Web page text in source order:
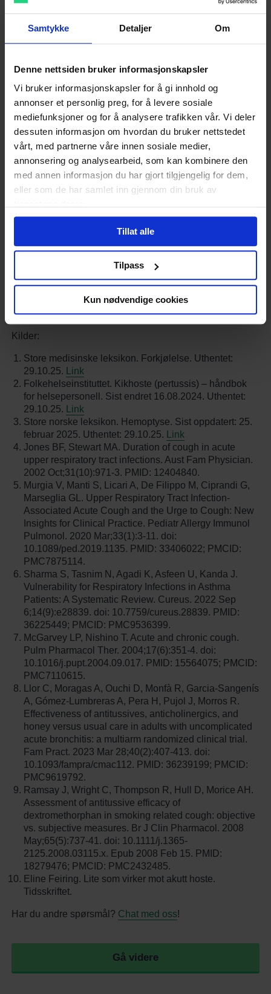
Samtykke Detaljer Om
Denne nettsiden bruker informasjonskapsler
Vi bruker informasjonskapsler for å gi innhold og
annonser et personlig preg, for å levere sosiale
mediefunksjoner og for å analysere trafikken vår. Vi deler
dessuten informasjon om hvordan du bruker nettstedet
vårt, med partnerne våre innen sosiale medier,
annonsering og analysearbeid, som kan kombinere den
med annen informasjon du har gjort tilgjengelig for dem,
eller som de har samlet inn gjennom din bruk av
Tillat alle
Tilpass
Kun nødvendige cookies
Dette er såkalte ACE-hemmere, hvor omlagt 10% av
personene som blir oppstartet i dette, får vedvarende
bivirkning i form av hoste.
Dersom hosten vedvarer og vedvarer uke etter uke uten
noen som helst bedring, kan man selvfølgelig på hvilket
som helst tidspunkt kontakte lege for en vurdering. I noen
tilfeller kan man være rammet av "stille lungebetennelse"
som er små bakterier av smittsom karakter som kan
opprettholde en kraftig hoste over lang tid.
Reduser din egen aller andres
risiko for alvorlig
sykdomsforløp
Vaksine mot forkjølesesvirus kan redusere ens risiko for
alvorlig sykdomsforløp, eventuelt redusere smitte og
derav kan andre potensielle smittemottakere ha mindre
risiko for å bli syk. Nettlegevakt skriver resept på vaksiner
som kan settes på apoteket. Se vårinformasjonsside om
vaksiner.
Kilder:
Store medisinske leksikon. Forkjølelse. Uthentet:
29.10.25. Link
Folkehelseinstituttet. Kikhoste (pertussis) – håndbok
for helsepersonell. Sist endret 16.08.2024. Uthentet:
29.10.25. Link
Store norske leksikon. Hemoptyse. Sist oppdatert: 25.
februar 2025. Uthentet: 29.10.25. Link
Jones BF, Stewart MA. Duration of cough in acute
upper respiratory tract infections. Aust Fam Physician.
2002 Oct;31(10):971-3. PMID: 12404840.
Murgia V, Manti S, Licari A, De Filippo M, Ciprandi G,
Marseglia GL. Upper Respiratory Tract Infection-
Associated Acute Cough and the Urge to Cough: New
Insights for Clinical Practice. Pediatr Allergy Immunol
Pulmonol. 2020 Mar;33(1):3-11. doi:
10.1089/ped.2019.1135. PMID: 33406022; PMCID:
PMC7875114.
Sharma S, Tasnim N, Agadi K, Asfeen U, Kanda J.
Vulnerability for Respiratory Infections in Asthma
Patients: A Systematic Review. Cureus. 2022 Sep
6;14(9):e28839. doi: 10.7759/cureus.28839. PMID:
36225449; PMCID: PMC9536399.
McGarvey LP, Nishino T. Acute and chronic cough.
Pulm Pharmacol Ther. 2004;17(6):351-4. doi:
10.1016/j.pupt.2004.09.017. PMID: 15564075; PMCID:
PMC7110615.
Llor C, Moragas A, Ouchi D, Monfà R, Garcia-Sangenís
A, Gómez-Lumbreras A, Pera H, Pujol J, Morros R.
Effectiveness of antitussives, anticholinergics, and
honey versus usual care in adults with uncomplicated
acute bronchitis: a multiarm randomized clinical trial.
Fam Pract. 2023 Mar 28;40(2):407-413. doi:
10.1093/fampra/cmac112. PMID: 36239199; PMCID:
PMC9619792.
Ramsay J, Wright C, Thompson R, Hull D, Morice AH.
Assessment of antitussive efficacy of
dextromethorphan in smoking related cough: objective
vs. subjective measures. Br J Clin Pharmacol. 2008
May;65(5):737-41. doi: 10.1111/j.1365-
2125.2008.03115.x. Epub 2008 Feb 15. PMID:
18279476; PMCID: PMC2432485.
Eline Feiring. Lite som virker mot akutt hoste.
Tidsskriftet.
Har du andre spørsmål? Chat med oss!
Gå videre